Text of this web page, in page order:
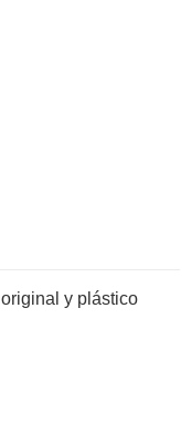
y plástico